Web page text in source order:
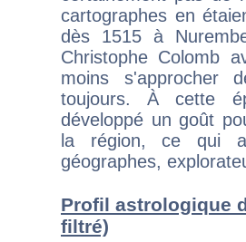
cartographes en
dès 1515 à
Christophe Colomb
moins s'approcher
toujours. À cette
développé un goût
la région, ce qui a
géographes,
Profil astrologique
filtré)